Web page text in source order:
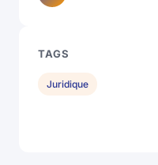
TAGS
Juridique